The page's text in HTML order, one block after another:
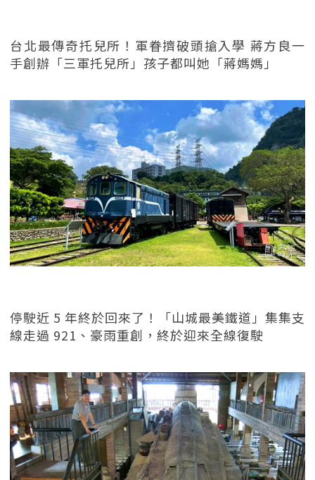
台北最傳奇托兒所！軍眷擠破頭搶入學 蔣方良一
手創辦「三軍托兒所」孩子都叫她「蔣媽媽」
停駛近 5 年終於回來了！「山城最美鐵道」集集支
線走過 921、豪雨重創，終於迎來全線復駛